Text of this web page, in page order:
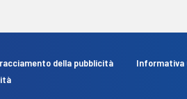
della pubblicità
Informativa